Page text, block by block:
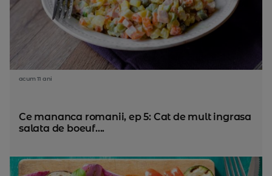
acum 11 ani
Ce mananca romanii, ep 5: Cat de mult ingrasa
salata de boeuf....